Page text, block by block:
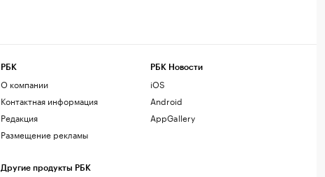
РБК
О компании
Контактная информация
Редакция
Размещение рекламы
Другие продукты РБК
РБК Новости
iOS
Android
AppGallery